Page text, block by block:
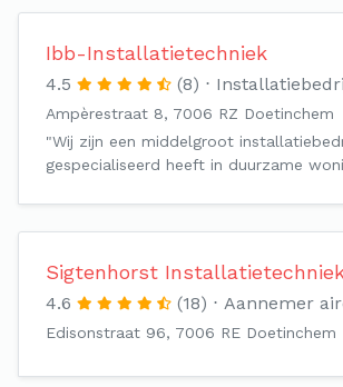
Ibb-Installatietechniek
4.5 (8)
Ampèrestraat 8, 7006 RZ Doetinchem
"Wij zijn een middelgroot
gespecialiseerd heeft in duurzame
Sigtenhorst
4.6 (18) Aannemer
Edisonstraat 96, 7006 RE Doetinchem